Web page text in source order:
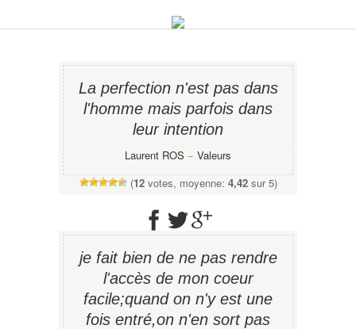
La perfection n'est pas dans
l'homme mais parfois dans
leur intention
Laurent ROS − Valeurs
(12votes, moyenne: 4,42sur 5)
je fait bien de ne pas rendre
l'accès de mon coeur
facile;quand on n'y est une
fois entré,on n'en sort pas